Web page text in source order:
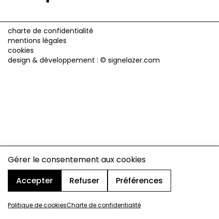
Gérer le consentement aux cookies
Accepter
Refuser Préférences
Politique de cookiesCharte de confidentialité
charte de confidentialité
mentions légales
cookies
design & développement : © signelazer.com